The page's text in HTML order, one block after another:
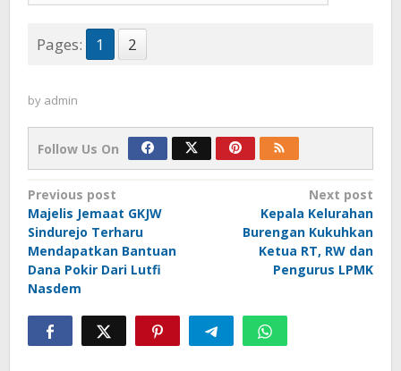
Pages: 1 2
by admin
Follow Us On
Post
navigation
Previous post
Majelis Jemaat GKJW
Sindurejo Terharu
Mendapatkan Bantuan
Dana Pokir Dari Lutfi
Nasdem
Next post
Kepala Kelurahan
Burengan Kukuhkan
Ketua RT, RW dan
Pengurus LPMK